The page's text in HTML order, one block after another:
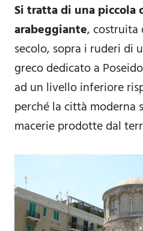
Si tratta di una piccola
arabeggiante, costruita
secolo, sopra i ruderi di
greco dedicato a
ad un livello inferiore
perché la città moderna
macerie prodotte dal